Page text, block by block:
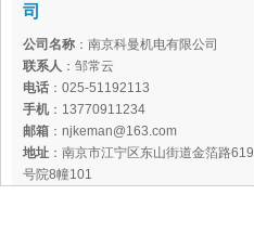
司
公司名称 ：南京科曼机电有限公司
联系人 ：邹常云
电话 ：025-51192113
手机 ：13770911234
邮箱 ：njkeman@163.com
地址 ：南京市江宁区东山街道金箔路619
号院8幢101